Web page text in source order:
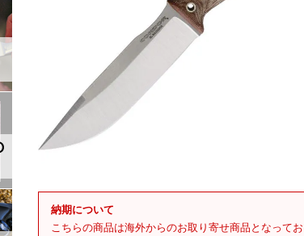
納期について
こちらの商品は海外からのお取り寄せ商品となって